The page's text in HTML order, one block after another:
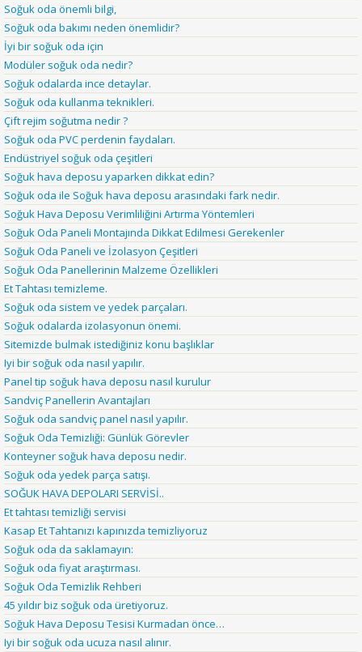
Soğuk oda önemli bilgi,
Soğuk oda bakımı neden önemlidir?
İyi bir soğuk oda için
Modüler soğuk oda nedir?
Soğuk odalarda ince detaylar.
Soğuk oda kullanma teknikleri.
Çift rejim soğutma nedir ?
Soğuk oda PVC perdenin faydaları.
Endüstriyel soğuk oda çeşitleri
Soğuk hava deposu yaparken dikkat edin?
Soğuk oda ile Soğuk hava deposu arasındaki fark nedir.
Soğuk Hava Deposu Verimliliğini Artırma Yöntemleri
Soğuk Oda Paneli Montajında Dikkat Edilmesi Gerekenler
Soğuk Oda Paneli ve İzolasyon Çeşitleri
Soğuk Oda Panellerinin Malzeme Özellikleri
Et Tahtası temizleme.
Soğuk oda sistem ve yedek parçaları.
Soğuk odalarda izolasyonun önemi.
Sitemizde bulmak istediğiniz konu başlıklar
Iyi bir soğuk oda nasıl yapılır.
Panel tip soğuk hava deposu nasıl kurulur
Sandviç Panellerin Avantajları
Soğuk oda sandviç panel nasıl yapılır.
Soğuk Oda Temizliği: Günlük Görevler
Konteyner soğuk hava deposu nedir.
Soğuk oda yedek parça satışı.
SOĞUK HAVA DEPOLARI SERVİSİ..
Et tahtası temizliği servisi
Kasap Et Tahtanızı kapınızda temizliyoruz
Soğuk oda da saklamayın:
Soğuk oda fiyat araştırması.
Soğuk Oda Temizlik Rehberi
45 yıldır biz soğuk oda üretiyoruz.
Soğuk Hava Deposu Tesisi Kurmadan önce…
Iyi bir soğuk oda ucuza nasıl alınır.